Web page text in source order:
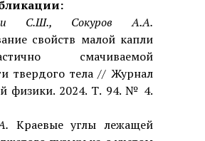
С.Ш., Сокуров А.А.
свойств малой капли
смачиваемой
твердого тела // Журнал
физики. 2024. Т. 94. № 4.
Краевые углы лежащей